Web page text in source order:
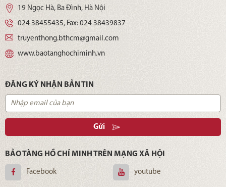
19 Ngọc Hà, Ba Đình, Hà Nội
024 38455435, Fax: 024 38439837
truyenthong.bthcm@gmail.com
www.baotanghochiminh.vn
ĐĂNG KÝ NHẬN BẢN TIN
Gửi
BẢO TÀNG HỒ CHÍ MINH TRÊN MẠNG XÃ HỘI
Facebook youtube